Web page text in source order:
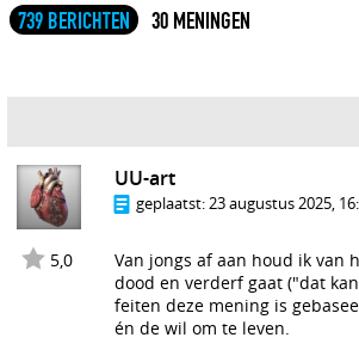
739 BERICHTEN 30 MENINGEN
5,0
UU-art
geplaatst:23 augustus 2025,
Van jongs af aan houd ik van
dood en verderf gaat ("dat
feiten deze mening is
én de wil om te leven.